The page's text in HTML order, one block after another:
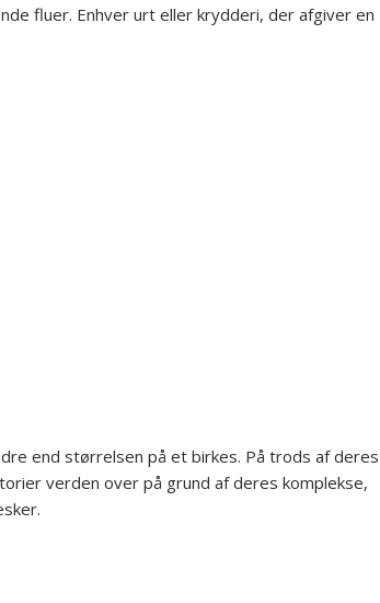
fluer. Enhver urt eller krydderi, der afgiver en
end størrelsen på et birkes. På trods af deres
verden over på grund af deres komplekse,